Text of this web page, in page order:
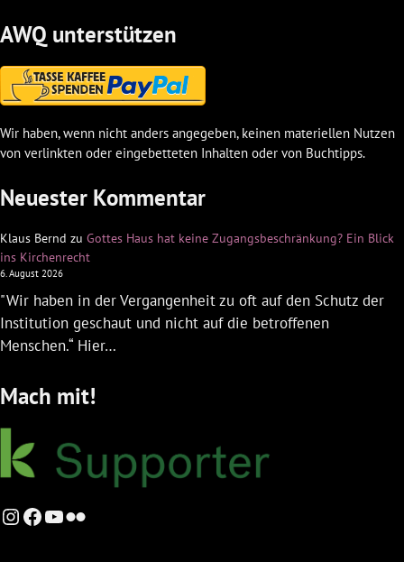
AWQ unterstützen
Wir haben, wenn nicht anders angegeben, keinen materiellen Nutzen
von verlinkten oder eingebetteten Inhalten oder von Buchtipps.
Neuester Kommentar
Klaus Bernd zu Gottes Haus hat keine Zugangsbeschränkung? Ein Blick
ins Kirchenrecht
6. August 2026
"Wir haben in der Vergangenheit zu oft auf den Schutz der
Institution geschaut und nicht auf die betroffenen
Menschen.“ Hier…
Mach mit!
Instagram
Facebook
YouTube
Flickr